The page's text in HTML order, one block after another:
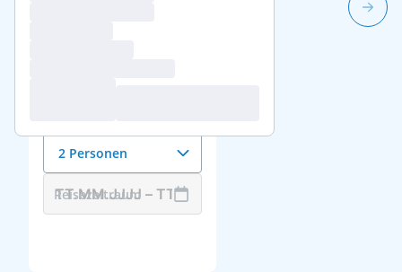
2 Personen
Reisezeitraum